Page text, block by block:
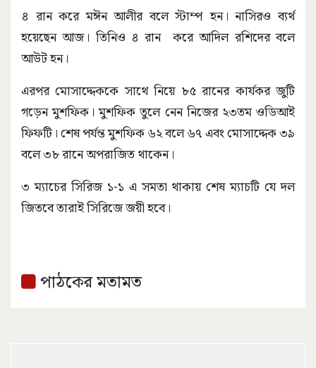
৪ রান করে মঈন আলীর বলে স্টাম্প হন। নাসিরও ব্যর্থ
হয়েছেন আজ। তিনিও ৪ রান করে আদিল রশিদের বলে
আউট হন।
এরপর মোসাদ্দেককে সাথে নিয়ে ৮৫ রানের কার্যকর জুটি
গড়েন মুশফিক। মুশফিক তুলে নেন নিজের ২৩তম ওডিআই
ফিফটি। শেষ পর্যন্ত মুশফিক ৬২ বলে ৬৭ এবং মোসাদ্দেক ৩৯
বলে ৩৮ রানে অপরাজিত থাকেন।
৩ ম্যাচের সিরিজ ১-১ এ সমতা থাকায় শেষ ম্যাচটি যে দল
জিতবে তারাই সিরিজে জয়ী হবে।
পাঠকের মতামত